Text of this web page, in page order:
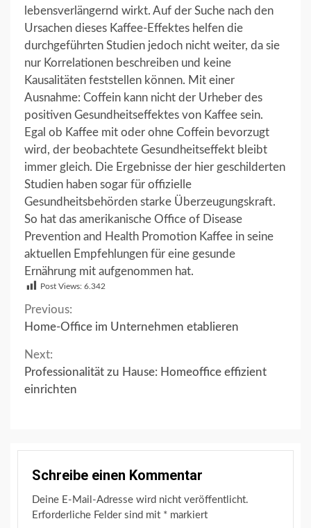
lebensverlängernd wirkt. Auf der Suche nach den
Ursachen dieses Kaffee-Effektes helfen die
durchgeführten Studien jedoch nicht weiter, da sie
nur Korrelationen beschreiben und keine
Kausalitäten feststellen können. Mit einer
Ausnahme: Coffein kann nicht der Urheber des
positiven Gesundheitseffektes von Kaffee sein.
Egal ob Kaffee mit oder ohne Coffein bevorzugt
wird, der beobachtete Gesundheitseffekt bleibt
immer gleich. Die Ergebnisse der hier geschilderten
Studien haben sogar für offizielle
Gesundheitsbehörden starke Überzeugungskraft.
So hat das amerikanische Office of Disease
Prevention and Health Promotion Kaffee in seine
aktuellen Empfehlungen für eine gesunde
Ernährung mit aufgenommen hat.
Post Views: 6.342
Continue
Reading
Previous:
Home-Office im Unternehmen etablieren
Next:
Professionalität zu Hause: Homeoffice effizient
einrichten
Schreibe einen Kommentar
Deine E-Mail-Adresse wird nicht veröffentlicht.
Erforderliche Felder sind mit * markiert